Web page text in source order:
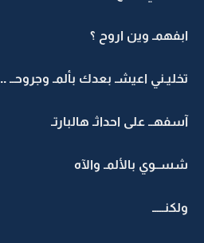
ابفهمـ وين اروح ؟
تخليـني اعيشـ بعدك بألمـ وجروحــ ..
آسفهــ على احداثـ هالبارتـ
شســوي بالألمـ والآه
ولكنـــــ